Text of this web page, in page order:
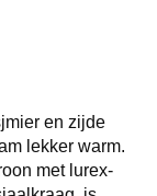
en zijde
lekker warm.
met lurex-